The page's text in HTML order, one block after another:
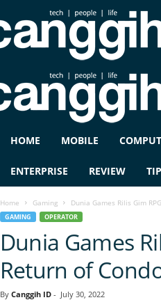
HOME MOBILE
ENTERPRISE REVIEW
Home Gaming Dunia Games Rilis Gim
GAMING OPERATOR
Dunia Games
Return of
By Canggih ID- July 30, 2022